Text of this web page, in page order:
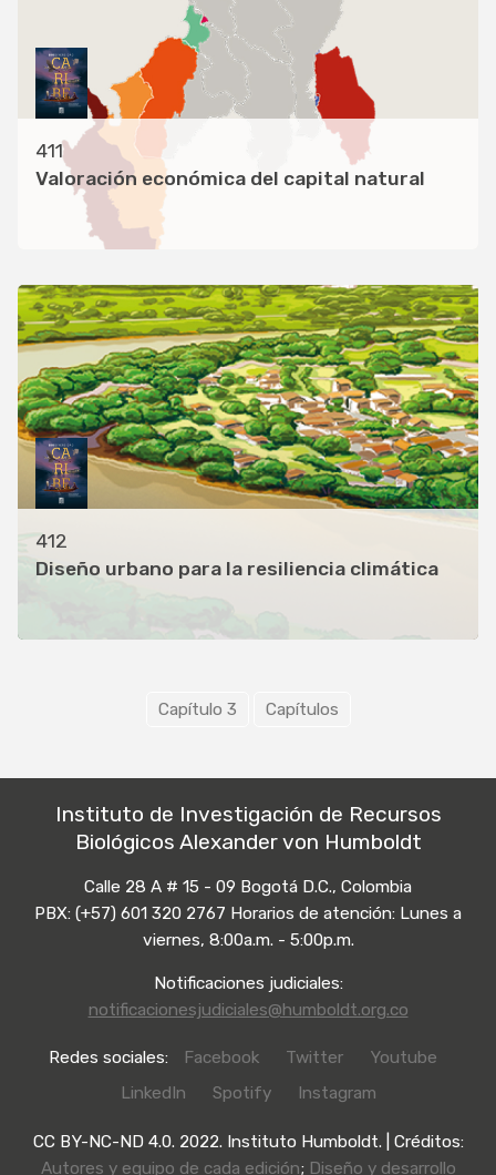
411
Valoración económica del capital natural
412
Diseño urbano para la resiliencia climática
Capítulo 3 Capítulos
Instituto de Investigación de Recursos
Biológicos Alexander von Humboldt
Calle 28 A # 15 - 09 Bogotá D.C., Colombia
PBX: (+57) 601 320 2767 Horarios de atención: Lunes a
viernes, 8:00a.m. - 5:00p.m.
Notificaciones judiciales:
notificacionesjudiciales@humboldt.org.co
Redes sociales: Facebook Twitter
Youtube
LinkedIn
Spotify Instagram
CC BY-NC-ND 4.0. 2022. Instituto Humboldt. | Créditos:
Autores y equipo de cada edición; Diseño y desarrollo